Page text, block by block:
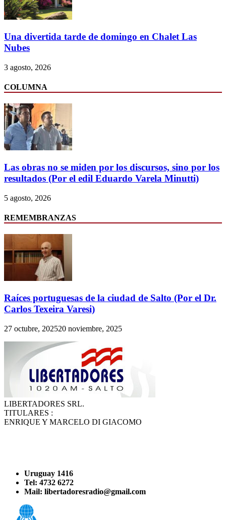
Una divertida tarde de domingo en Chalet Las
Nubes
3 agosto, 2026
COLUMNA
Las obras no se miden por los discursos, sino por los
resultados (Por el edil Eduardo Varela Minutti)
5 agosto, 2026
REMEMBRANZAS
Raíces portuguesas de la ciudad de Salto (Por el Dr.
Carlos Texeira Varesi)
27 octubre, 202520 noviembre, 2025
LIBERTADORES SRL.
TITULARES :
ENRIQUE Y MARCELO DI GIACOMO
Uruguay 1416
Tel: 4732 6272
Mail: libertadoresradio@gmail.com